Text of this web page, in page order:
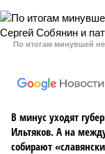
По итогам минувшей
В минус уходят
Ильтяков. А на
собирают